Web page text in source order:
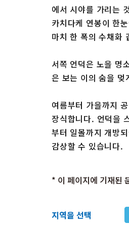
에서 시야를 가리는
카치다케 연봉이 한
마치 한 폭의 수채화
서쪽 언덕은 노을 명
은 보는 이의 숨을 멎
여름부터 가을까지
장식합니다. 언덕을
부터 일몰까지 개방
감상할 수 있습니다.
* 이 페이지에 기재된
지역을 선택